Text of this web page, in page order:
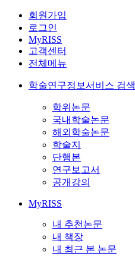
회원가입
로그인
MyRISS
고객센터
전체메뉴
학술연구정보서비스 검색
학위논문
국내학술논문
해외학술논문
학술지
단행본
연구보고서
공개강의
MyRISS
내 추천논문
내 책장
내 최근 본 논문